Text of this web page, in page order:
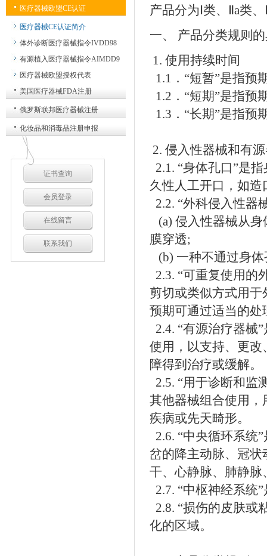
医疗器械欧盟CE认证
医疗器械CE认证简介
体外诊断医疗器械指令IVDD98
有源植入医疗器械指令AIMDD9
医疗器械欧盟授权代表
美国医疗器械FDA注册
俄罗斯联邦医疗器械注册
化妆品和消毒品注册申报
证书查询
会员登录
在线留言
联系我们
产品分为Ⅰ类、Ⅱa类
一、 产品分类规则
1. 使用持续时间
1.1．“短暂”是指预
1.2．“短期”是指预
1.3．“长期”是指预
2. 侵入性器械和有
2.1. “身体孔口”是
久性人工开口，如造
2.2. “外科侵入性器
(a) 侵入性器械从
膜穿透;
(b) 一种不通过身
2.3. “可重复使用的
剪切或类似方式用
预期可通过适当的
2.4. “有源治疗器械
使用，以支持、更
障得到治疗或缓解。
2.5. “用于诊断和监
其他器械组合使用
疾病或先天畸形。
2.6. “中央循环系统
岔的降主动脉、冠
干、心静脉、肺静
2.7. “中枢神经系统
2.8. “损伤的皮肤或
化的区域。